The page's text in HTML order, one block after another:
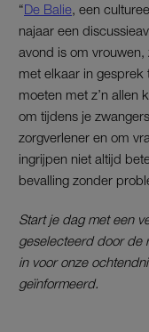
“De Balie, een
najaar een
avond is om
met elkaar in
moeten met z’n allen
om tijdens je
zorgverlener en om
ingrijpen niet altijd
bevalling zonder
Start je dag met een
geselecteerd door de
in voor onze
geïnformeerd.